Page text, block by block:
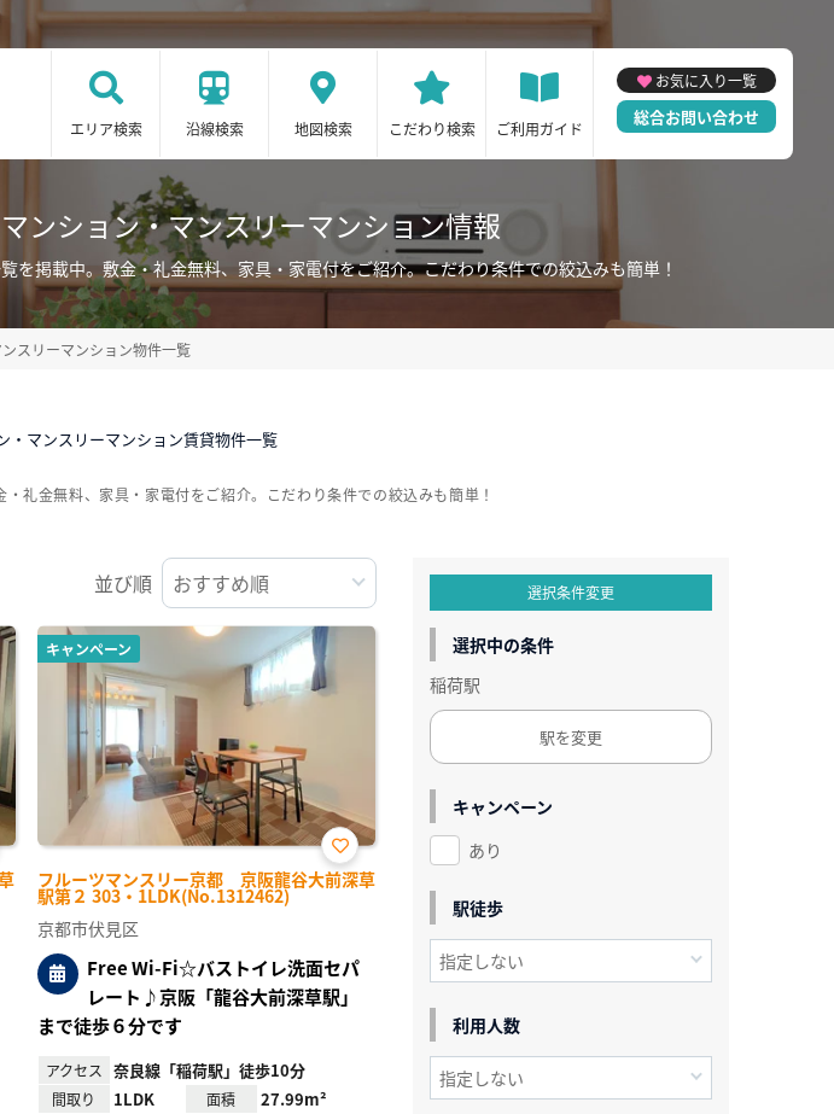
エリア検索 沿線検索 地図検索 こだわり検索 ご利用ガイド
お気に入り一覧
総合お問い合わせ
ンション・マンスリーマンション情報
掲載中。敷金・礼金無料、家具・家電付をご紹介。こだわり条件での絞込みも簡単！
スリーマンション物件一覧
・マンスリーマンション賃貸物件一覧
並び順
キャンペーン
フルーツマンスリー京都 京阪龍谷大前深草
駅第２ 303・1LDK(No.1312462)
お気
に入
京都市伏見区
Free Wi-Fi☆バストイレ洗面セパ
レート♪京阪「龍谷大前深草駅」
まで徒歩６分です
アクセス 奈良線「稲荷駅」徒歩10分
間取り 1LDK 面積 27.99m²
礼金無料、家具・家電付をご紹介。こだわり条件での絞込みも簡単！
選択条件変更
選択中の条件
稲荷駅
駅を変更
キャンペーン
あり
駅徒歩
利用人数